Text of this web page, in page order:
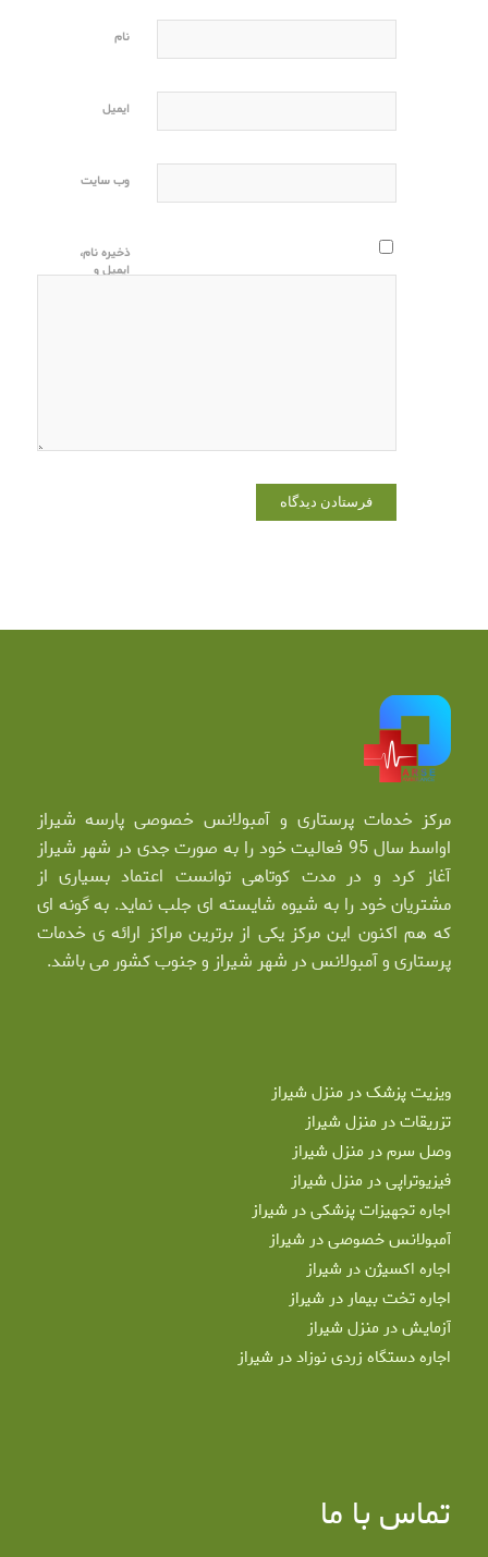
نام
ایمیل
وب‌ سایت
ذخیره نام،
ایمیل و
مرکز خدمات پرستاری و آمبولانس خصوصی پارسه شیراز
اواسط سال 95 فعالیت خود را به صورت جدی در شهر شیراز
آغاز کرد و در مدت کوتاهی توانست اعتماد بسیاری از
مشتریان خود را به شیوه شایسته ای جلب نماید. به گونه ای
که هم اکنون این مرکز یکی از برترین مراکز ارائه ی خدمات
پرستاری و آمبولانس در شهر شیراز و جنوب کشور می باشد.
ویزیت پزشک در منزل شیراز
تزریقات در منزل شیراز
وصل سرم در منزل شیراز
فیزیوتراپی در منزل شیراز
اجاره تجهیزات پزشکی در شیراز
آمبولانس خصوصی در شیراز
اجاره اکسیژن در شیراز
اجاره تخت بیمار در شیراز
آزمایش در منزل شیراز
اجاره دستگاه زردی نوزاد در شیراز
تماس با ما